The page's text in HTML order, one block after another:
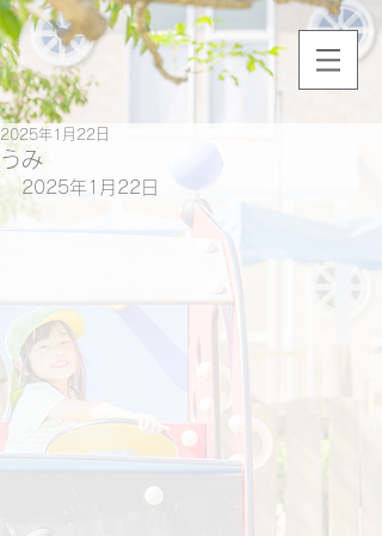
うみ
2025年1月22日
2025年1月22日